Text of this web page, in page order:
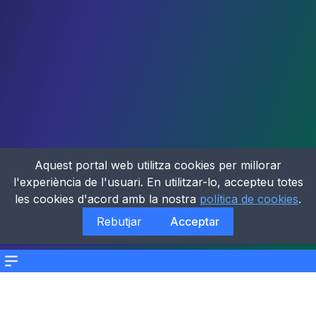
Menu
Aquest portal web utilitza cookies per millorar
l'experiència de l'usuari. En utilitzar-lo, accepteu totes
les cookies d'acord amb la nostra política de cookies.
Rebutjar
Acceptar